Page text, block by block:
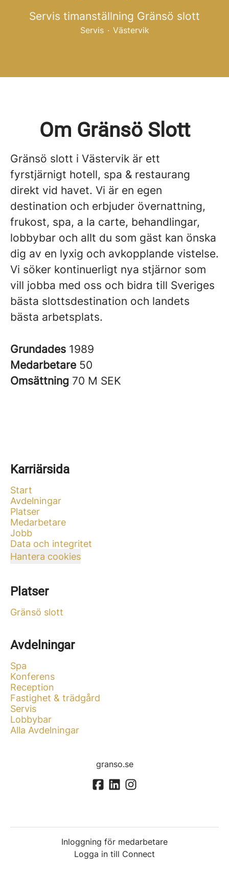
Servis timanställning Gränsö slott
Servis · Västervik
Om Gränsö Slott
Gränsö slott i Västervik är ett
fyrstjärnigt hotell, spa & restaurang
direkt vid havet. Vi är en egen
destination och erbjuder övernattning,
frukost, spa, a la carte, behandlingar,
lobbybar och allt du som gäst kan önska
dig av en lyxig och avkopplande vistelse.
Vi söker kontinuerligt nya stjärnor som
vill jobba med oss och bidra till Sveriges
bästa slottsdestination och landets
bästa arbetsplats.
Grundades 1989
Medarbetare 50
Omsättning 70 M SEK
Karriärsida
Start
Avdelningar
Platser
Medarbetare
Jobb
Data och integritet
Hantera cookies
Platser
Gränsö slott
Avdelningar
Spa
Konferens
Reception
Fastighet & trädgård
Servis
Lobbybar
Alla Avdelningar
granso.se
Inloggning för medarbetare
Logga in till Connect